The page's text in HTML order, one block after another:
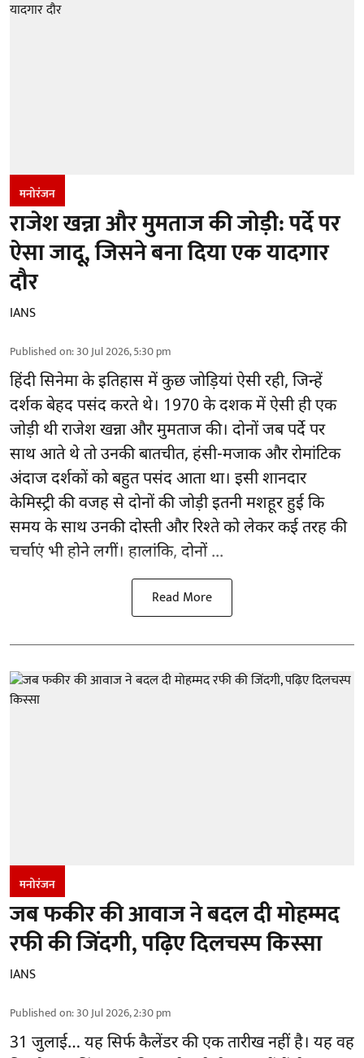
मनोरंजन
राजेश खन्ना और मुमताज की जोड़ी: पर्दे पर
ऐसा जादू, जिसने बना दिया एक यादगार
दौर
IANS
Published on:30 Jul 2026, 5:30 pm
हिंदी सिनेमा के इतिहास में कुछ जोड़ियां ऐसी रही, जिन्हें
दर्शक बेहद पसंद करते थे। 1970 के दशक में ऐसी ही एक
जोड़ी थी राजेश खन्ना और मुमताज की। दोनों जब पर्दे पर
साथ आते थे तो उनकी बातचीत, हंसी-मजाक और रोमांटिक
अंदाज दर्शकों को बहुत पसंद आता था। इसी शानदार
केमिस्ट्री की वजह से दोनों की जोड़ी इतनी मशहूर हुई कि
समय के साथ उनकी दोस्ती और रिश्ते को लेकर कई तरह की
चर्चाएं भी होने लगीं। हालांकि, दोनों ...
Read More
मनोरंजन
जब फकीर की आवाज ने बदल दी मोहम्मद
रफी की जिंदगी, पढ़िए दिलचस्प किस्सा
IANS
Published on:30 Jul 2026, 2:30 pm
31 जुलाई… यह सिर्फ कैलेंडर की एक तारीख नहीं है। यह वह